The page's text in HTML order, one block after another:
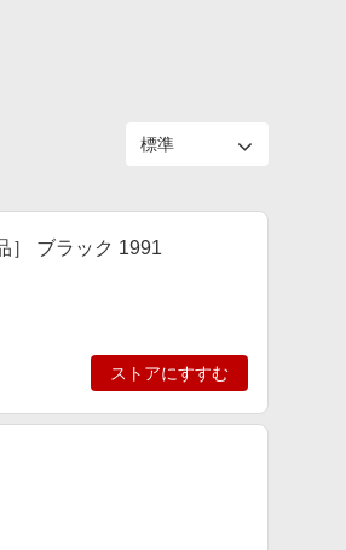
］ ブラック 1991
ストアにすすむ